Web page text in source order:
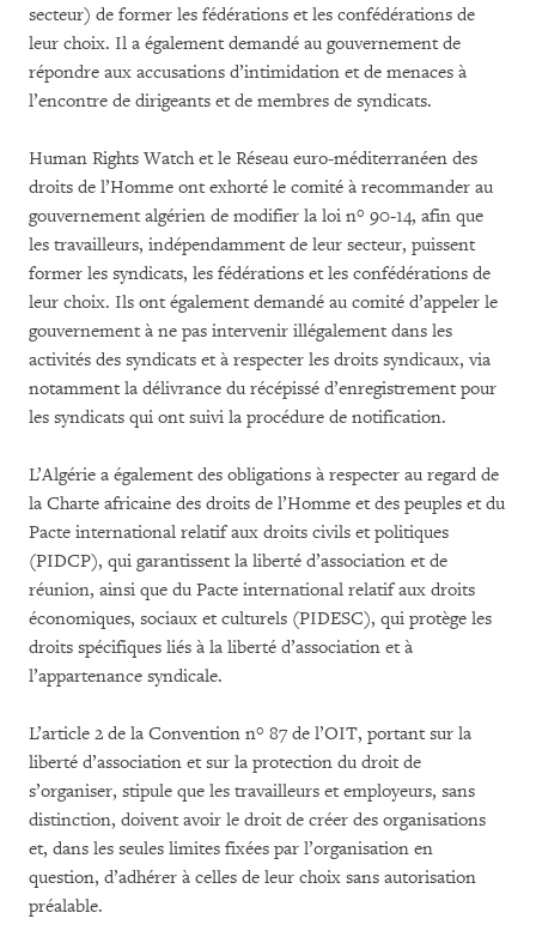
secteur) de former les fédérations et les confédérations de
leur choix. Il a également demandé au gouvernement de
répondre aux accusations d’intimidation et de menaces à
l’encontre de dirigeants et de membres de syndicats.
Human Rights Watch et le Réseau euro-méditerranéen des
droits de l’Homme ont exhorté le comité à recommander au
gouvernement algérien de modifier la loi n° 90-14, afin que
les travailleurs, indépendamment de leur secteur, puissent
former les syndicats, les fédérations et les confédérations de
leur choix. Ils ont également demandé au comité d’appeler le
gouvernement à ne pas intervenir illégalement dans les
activités des syndicats et à respecter les droits syndicaux, via
notamment la délivrance du récépissé d’enregistrement pour
les syndicats qui ont suivi la procédure de notification.
L’Algérie a également des obligations à respecter au regard de
la Charte africaine des droits de l’Homme et des peuples et du
Pacte international relatif aux droits civils et politiques
(PIDCP), qui garantissent la liberté d’association et de
réunion, ainsi que du Pacte international relatif aux droits
économiques, sociaux et culturels (PIDESC), qui protège les
droits spécifiques liés à la liberté d’association et à
l’appartenance syndicale.
L’article 2 de la Convention n° 87 de l’OIT, portant sur la
liberté d’association et sur la protection du droit de
s’organiser, stipule que les travailleurs et employeurs, sans
distinction, doivent avoir le droit de créer des organisations
et, dans les seules limites fixées par l’organisation en
question, d’adhérer à celles de leur choix sans autorisation
préalable.